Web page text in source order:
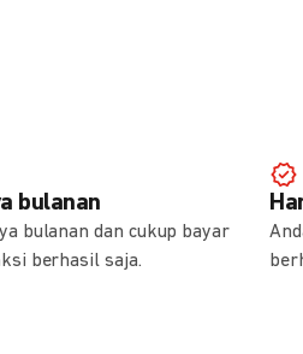
bulanan
bulanan dan cukup bayar
berhasil saja.